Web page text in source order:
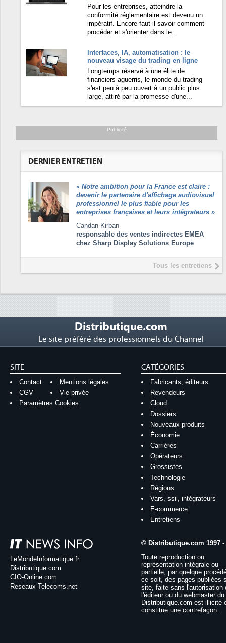
Pour les entreprises, atteindre la
conformité réglementaire est devenu un
impératif. Encore faut-il savoir comment
procéder et s'orienter dans le...
Interfaces, IA, automatisation : le
nouveau visage du trading en ligne
Longtemps réservé à une élite de
financiers aguerris, le monde du trading
s'est peu à peu ouvert à un public plus
large, attiré par la promesse d'une...
Publicité
DERNIER ENTRETIEN
« Notre ambition pour la France est claire :
devenir le partenaire d'affichage audiovisuel
professionnel le plus fiable pour les
entreprises françaises et leurs intégrateurs »
Candan Kirban
responsable des ventes indirectes EMEA
chez Sharp Display Solutions Europe
Tous les entretiens
Distributique.com
Le site préféré des professionnels du Channel
SITE
Contact
Mentions légales
CGV
Vie privée
Paramètres Cookies
CATÉGORIES
Fabricants, éditeurs
Revendeurs
Cloud
Dossiers
Nouveaux produits
Économie
Carrières
Opérateurs
Grossistes
Technologie
Régions
Vars, ssii, intégrateurs
E-commerce
Entretiens
LeMondeInformatique.fr
Distributique.com
CIO-Online.com
Reseaux-Telecoms.net
© Distributique.com 1997 -
Toute reproduction ou
représentation intégrale ou
partielle, par quelque
ce soit, des pages publiées
site, faite sans l'autorisation
l'éditeur ou du webmaster
Distributique.com est illicite
constitue une contrefaçon.